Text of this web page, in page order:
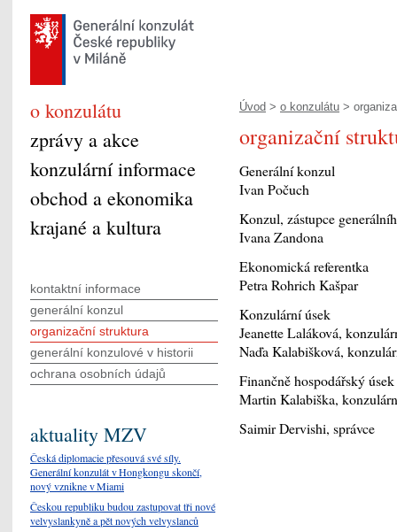
Úvod > o konzulátu >
organizační
Generální konzul
Ivan Počuch
Konzul, zástupce
Ivana Zandona
Ekonomická referentka
Petra Rohrich Kašpar
Konzulární úsek
Jeanette Laláková,
Naďa Kalabišková,
Finančně hospodářský úsek
Martin Kalabiška,
Saimir Dervishi, správce
o konzulátu
zprávy a akce
konzulární informace
obchod a ekonomika
krajané a kultura
kontaktní informace
generální konzul
organizační struktura
generální konzulové v historii
ochrana osobních údajů
aktuality MZV
Česká diplomacie přesouvá své síly.
Generální konzulát v Hongkongu skončí,
nový vznikne v Miami
Českou republiku budou zastupovat tři nové
velvyslankyně a pět nových velvyslanců